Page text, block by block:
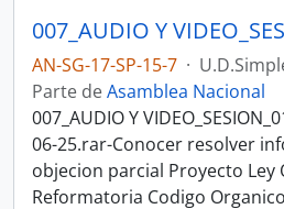
AN-SG-17-SP-15-7 ·
Parte deAsamblea Nacional
007_AUDIO Y
06-25.rar-Conocer resolver
objecion parcial Proyecto Ley
Reformatoria Codigo